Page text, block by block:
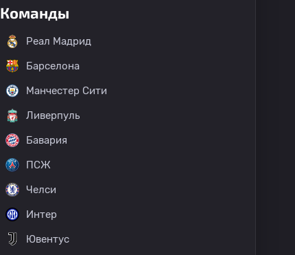
Команды
Реал Мадрид
Барселона
Манчестер Сити
Ливерпуль
Бавария
ПСЖ
Челси
Интер
Ювентус